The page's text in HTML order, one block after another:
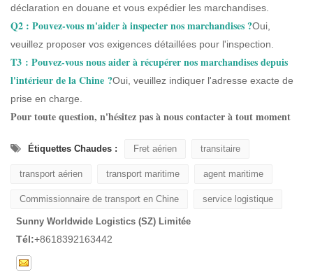
déclaration en douane et vous expédier les marchandises.
Q2 : Pouvez-vous m'aider à inspecter nos marchandises ?Oui,
veuillez proposer vos exigences détaillées pour l'inspection.
T3 : Pouvez-vous nous aider à récupérer nos marchandises depuis
l'intérieur de la Chine ?Oui, veuillez indiquer l'adresse exacte de
prise en charge.
Pour toute question, n'hésitez pas à nous contacter à tout moment
Étiquettes Chaudes : Fret aérien transitaire
transport aérien transport maritime agent maritime
Commissionnaire de transport en Chine service logistique
Sunny Worldwide Logistics (SZ) Limitée
Tél:+8618392163442